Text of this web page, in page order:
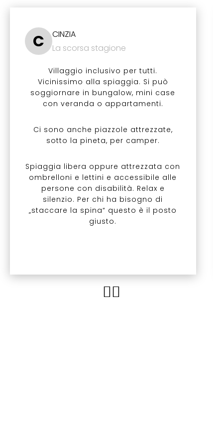
C
CINZIA
La scorsa stagione
Villaggio inclusivo per tutti.
Vicinissimo alla spiaggia. Si può
soggiornare in bungalow, mini case
con veranda o appartamenti.
Ci sono anche piazzole attrezzate,
sotto la pineta, per camper.
Spiaggia libera oppure attrezzata con
ombrelloni e lettini e accessibile alle
persone con disabilità. Relax e
silenzio. Per chi ha bisogno di
„staccare la spina“ questo è il posto
giusto.